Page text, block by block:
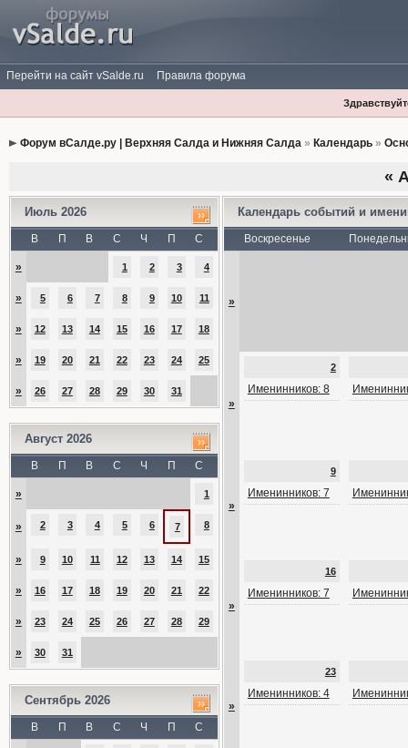
Перейти на сайт vSalde.ru Правила форума
Форум вСалде.ру | Верхняя Салда и Нижняя Салда» Календарь»
«
Июль 2026
В П В С Ч П С
» 1 2 3 4
» 5 6 7 8 9 10 11
» 12 13 14 15 16 17 18
» 19 20 21 22 23 24 25
» 26 27 28 29 30 31
Август 2026
В П В С Ч П С
» 1
» 2 3 4 5 6 7 8
» 9 10 11 12 13 14 15
» 16 17 18 19 20 21 22
» 23 24 25 26 27 28 29
» 30 31
Сентябрь 2026
В П В С Ч П С
Календарь событий и
Воскресенье
»
»
2
Именинников: 8
»
9
Именинников: 7
»
16
Именинников: 7
»
23
Именинников: 4